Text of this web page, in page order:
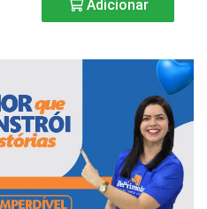
Adicionar